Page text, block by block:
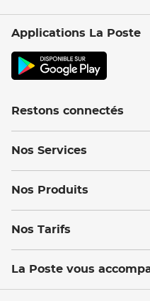
Applications La Poste
Restons connectés
Nos Services
Nos Produits
Nos Tarifs
La Poste vous